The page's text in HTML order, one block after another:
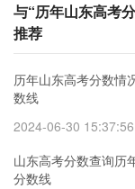
与“历年山东高考
推荐
历年山东高考分数情
数线
2024-06-30 15:37:56
山东高考分数查询历
分数线